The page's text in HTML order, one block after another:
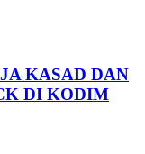
KASAD DAN
DI KODIM